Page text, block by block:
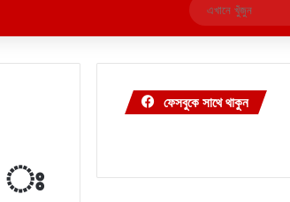
ঃ
ফেসবুকে সাথে থাকুন